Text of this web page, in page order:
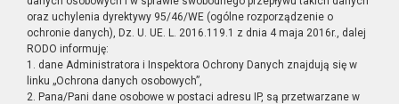
oraz uchylenia dyrektywy 95/46/WE (ogólne rozporządzenie o
ochronie danych), Dz. U. UE. L. 2016.119.1 z dnia 4 maja 2016r., dalej
RODO informuję:
1. dane Administratora i Inspektora Ochrony Danych znajdują się w
linku „Ochrona danych osobowych”,
2. Pana/Pani dane osobowe w postaci adresu IP, są przetwarzane w